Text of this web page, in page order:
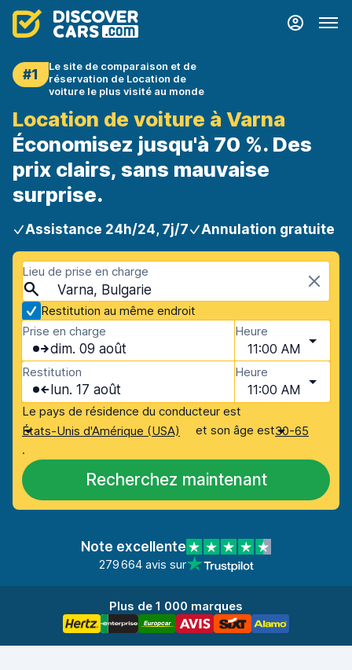
#1
Le site de comparaison et de
réservation de Location de
voiture le plus visité au monde
Location de voiture à Varna
Économisez jusqu'à 70 %. Des
prix clairs, sans mauvaise
surprise.
Assistance 24h/24, 7j/7 Annulation gratuite
Lieu de prise en charge
Varna, Bulgarie
Restitution au même endroit
Prise en charge
dim. 09 août
Heure
11:00 AM
Restitution
lun. 17 août
Heure
11:00 AM
Le pays de résidence du conducteur est
États-Unis d'Amérique (USA)
et son âge est30-65
.
Recherchez maintenant
Note excellente
279 664 avis sur
Plus de 1 000 marques